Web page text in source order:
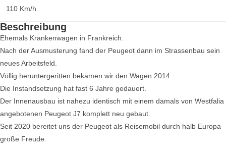
110 Km/h
Beschreibung
Ehemals Krankenwagen in Frankreich.
Nach der Ausmusterung fand der Peugeot dann im Strassenbau sein
neues Arbeitsfeld.
Völlig heruntergeritten bekamen wir den Wagen 2014.
Die Instandsetzung hat fast 6 Jahre gedauert.
Der Innenausbau ist nahezu identisch mit einem damals von Westfalia
angebotenen Peugeot J7 komplett neu gebaut.
Seit 2020 bereitet uns der Peugeot als Reisemobil durch halb Europa
große Freude.